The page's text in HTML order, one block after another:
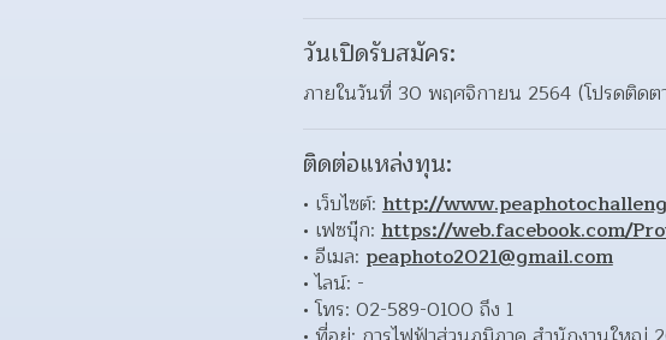
วันเปิดรับสมัคร:
ภายในวันที่ 30 พฤศจิกายน 2564 (โปรดติดต
ติดต่อแหล่งทุน:
เว็บไซต์: http://
เฟซบุ๊ก: https://web.facebook.com/
อีเมล: peaphoto2021@gmail.com
ไลน์: -
โทร: 02-589-0100 ถึง 1